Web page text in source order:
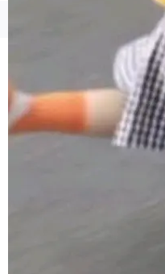
©OSCHINA(OSChina.NET)